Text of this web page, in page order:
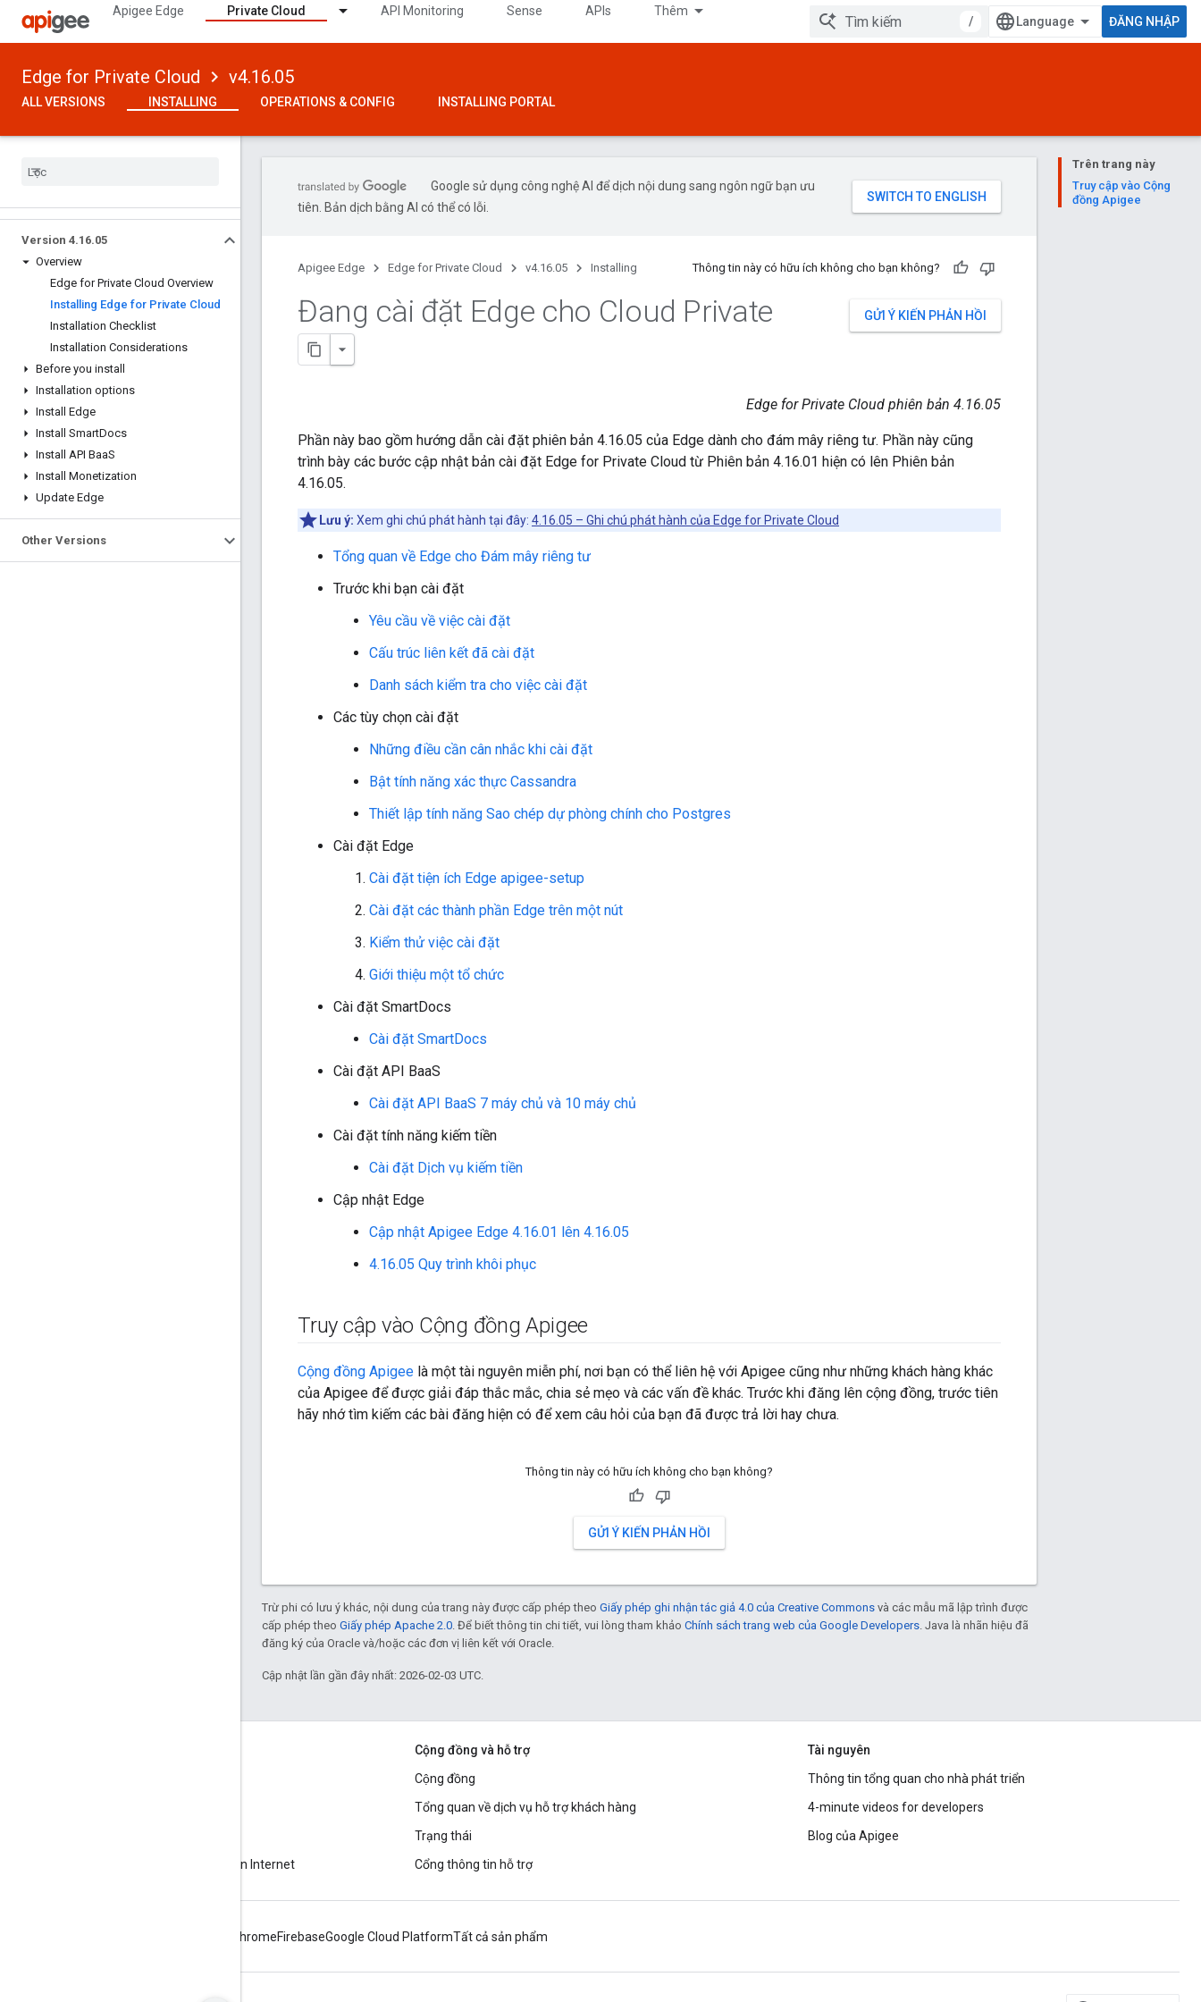
Apigee Edge Private Cloud API Monitoring Sense APIs Thêm
/ ĐĂNG NHẬP
Edge for Private Cloud v4.16.05
ALL VERSIONS INSTALLING OPERATIONS & CONFIG INSTALLING PORTAL
Version 4.16.05
Overview
Edge for Private Cloud Overview
Installing Edge for Private Cloud
Installation Checklist
Installation Considerations
Before you install
Installation options
Install Edge
Install SmartDocs
Install API BaaS
Install Monetization
Update Edge
Other Versions
Trên trang này
Truy cập vào Cộng
đồng Apigee
Google sử dụng công nghệ AI để dịch nội dung sang ngôn ngữ bạn ưu
tiên. Bản dịch bằng AI có thể có lỗi.
Apigee Edge Edge for Private Cloud v4.16.05 Installing Thông tin này có hữu ích không cho bạn không?
GỬI Ý KIẾN PHẢN HỒI
Đang cài đặt Edge cho Cloud Private
Edge for Private Cloud phiên bản 4.16.05
Phần này bao gồm hướng dẫn cài đặt phiên bản 4.16.05 của Edge dành cho đám mây riêng tư. Phần này cũng
trình bày các bước cập nhật bản cài đặt Edge for Private Cloud từ Phiên bản 4.16.01 hiện có lên Phiên bản
4.16.05.
Lưu ý: Xem ghi chú phát hành tại đây: 4.16.05 – Ghi chú phát hành của Edge for Private Cloud
Tổng quan về Edge cho Đám mây riêng tư
Trước khi bạn cài đặt
Yêu cầu về việc cài đặt
Cấu trúc liên kết đã cài đặt
Danh sách kiểm tra cho việc cài đặt
Các tùy chọn cài đặt
Những điều cần cân nhắc khi cài đặt
Bật tính năng xác thực Cassandra
Thiết lập tính năng Sao chép dự phòng chính cho Postgres
Cài đặt Edge
Cài đặt tiện ích Edge apigee-setup
Cài đặt các thành phần Edge trên một nút
Kiểm thử việc cài đặt
Giới thiệu một tổ chức
Cài đặt SmartDocs
Cài đặt SmartDocs
Cài đặt API BaaS
Cài đặt API BaaS 7 máy chủ và 10 máy chủ
Cài đặt tính năng kiếm tiền
Cài đặt Dịch vụ kiếm tiền
Cập nhật Edge
Cập nhật Apigee Edge 4.16.01 lên 4.16.05
4.16.05 Quy trình khôi phục
Truy cập vào Cộng đồng Apigee
Cộng đồng Apigee là một tài nguyên miễn phí, nơi bạn có thể liên hệ với Apigee cũng như những khách hàng khác
của Apigee để được giải đáp thắc mắc, chia sẻ mẹo và các vấn đề khác. Trước khi đăng lên cộng đồng, trước tiên
hãy nhớ tìm kiếm các bài đăng hiện có để xem câu hỏi của bạn đã được trả lời hay chưa.
Thông tin này có hữu ích không cho bạn không?
GỬI Ý KIẾN PHẢN HỒI
Trừ phi có lưu ý khác, nội dung của trang này được cấp phép theo Giấy phép ghi nhận tác giả 4.0 của Creative Commons và các mẫu mã lập trình được
cấp phép theo Giấy phép Apache 2.0. Để biết thông tin chi tiết, vui lòng tham khảo Chính sách trang web của Google Developers. Java là nhãn hiệu đã
đăng ký của Oracle và/hoặc các đơn vị liên kết với Oracle.
Cập nhật lần gần đây nhất: 2026-02-03 UTC.
Sách điện tử và truyền hình trực tiếp trên Internet
Cộng đồng và hỗ trợ
Cộng đồng
Tổng quan về dịch vụ hỗ trợ khách hàng
Trạng thái
Cổng thông tin hỗ trợ
Tài nguyên
Thông tin tổng quan cho nhà phát triển
4-minute videos for developers
Blog của Apigee
ChromeFirebaseGoogle Cloud PlatformTất cả sản phẩm